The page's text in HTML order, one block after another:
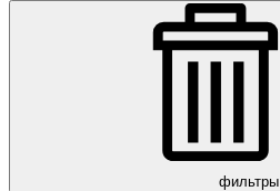
фильтры